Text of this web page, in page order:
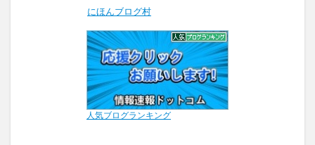
にほんブログ村
人気ブログランキング